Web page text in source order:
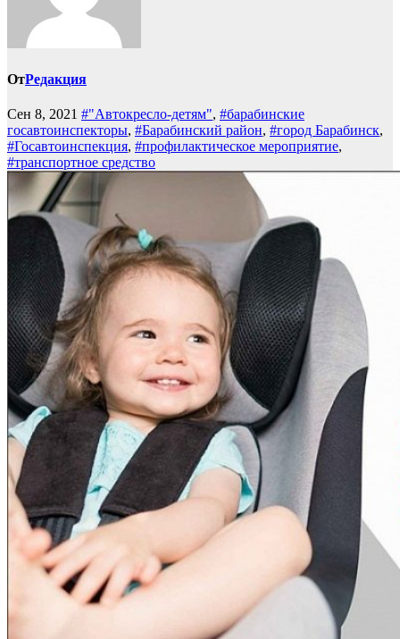
ОтРедакция
Сен 8, 2021 #"Автокресло-детям", #барабинские
госавтоинспекторы, #Барабинский район, #город Барабинск,
#Госавтоинспекция, #профилактическое мероприятие,
#транспортное средство